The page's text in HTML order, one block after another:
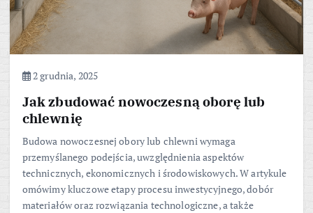
2 grudnia, 2025
Jak zbudować nowoczesną oborę lub
chlewnię
Budowa nowoczesnej obory lub chlewni wymaga
przemyślanego podejścia, uwzględnienia aspektów
technicznych, ekonomicznych i środowiskowych. W artykule
omówimy kluczowe etapy procesu inwestycyjnego, dobór
materiałów oraz rozwiązania technologiczne, a także